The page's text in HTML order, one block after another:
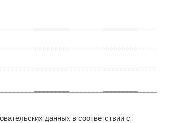
данных в соответствии с